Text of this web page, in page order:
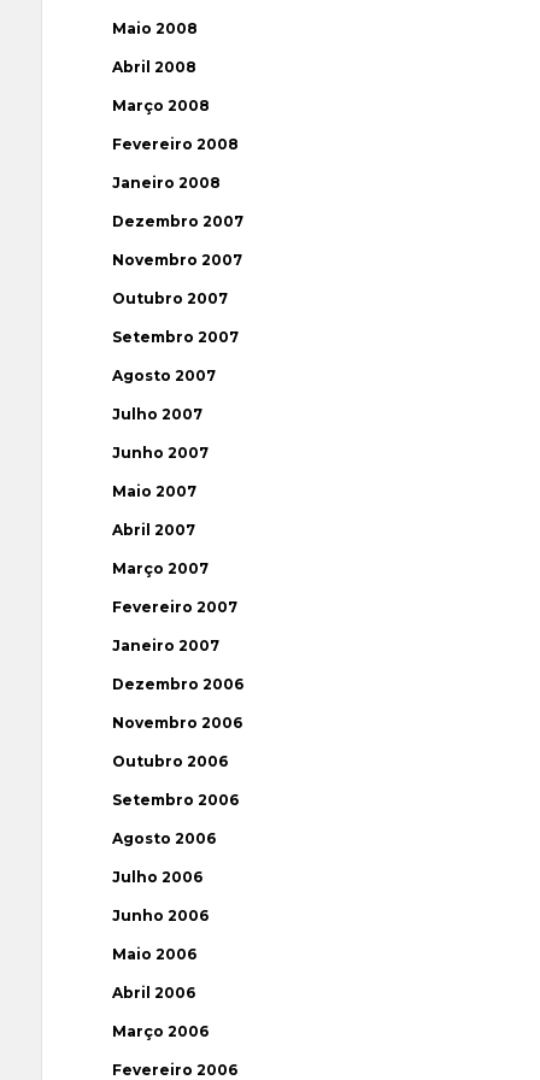
Maio 2008
Abril 2008
Março 2008
Fevereiro 2008
Janeiro 2008
Dezembro 2007
Novembro 2007
Outubro 2007
Setembro 2007
Agosto 2007
Julho 2007
Junho 2007
Maio 2007
Abril 2007
Março 2007
Fevereiro 2007
Janeiro 2007
Dezembro 2006
Novembro 2006
Outubro 2006
Setembro 2006
Agosto 2006
Julho 2006
Junho 2006
Maio 2006
Abril 2006
Março 2006
Fevereiro 2006